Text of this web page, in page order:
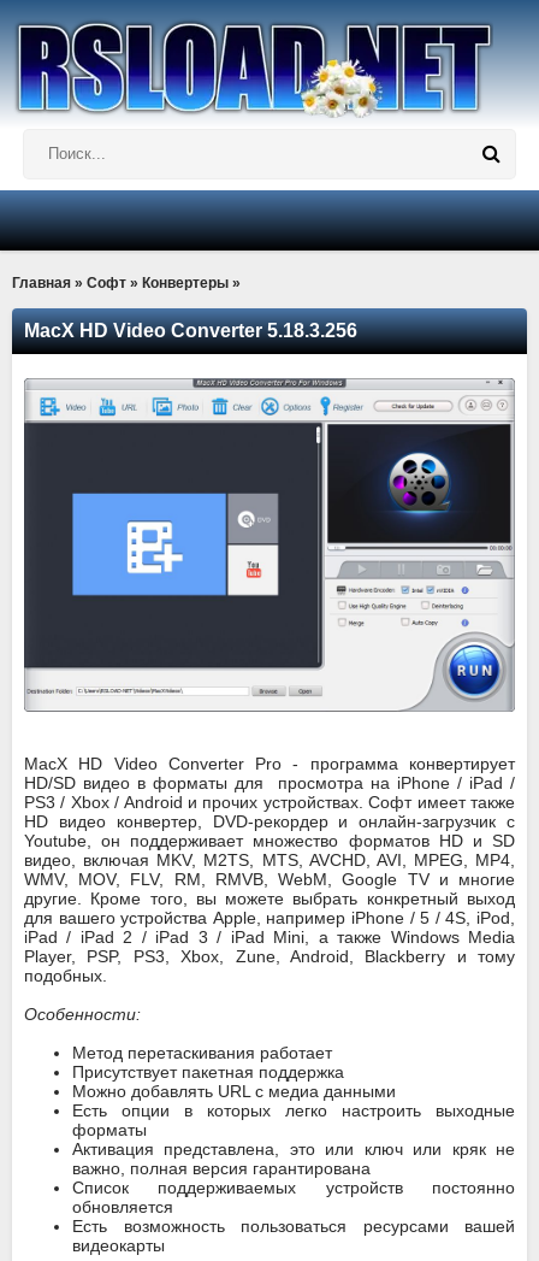
Главная » Софт » Конвертеры »
MacX HD Video Converter 5.18.3.256
MacX HD Video Converter Pro - программа конвертирует
HD/SD видео в форматы для просмотра на iPhone / iPad /
PS3 / Xbox / Android и прочих устройствах. Софт имеет также
HD видео конвертер, DVD-рекордер и онлайн-загрузчик с
Youtube, он поддерживает множество форматов HD и SD
видео, включая MKV, M2TS, MTS, AVCHD, AVI, MPEG, MP4,
WMV, MOV, FLV, RM, RMVB, WebM, Google TV и многие
другие. Кроме того, вы можете выбрать конкретный выход
для вашего устройства Apple, например iPhone / 5 / 4S, iPod,
iPad / iPad 2 / iPad 3 / iPad Mini, а также Windows Media
Player, PSP, PS3, Xbox, Zune, Android, Blackberry и тому
подобных.
Особенности:
Метод перетаскивания работает
Присутствует пакетная поддержка
Можно добавлять URL с медиа данными
Есть опции в которых легко настроить выходные
форматы
Активация представлена, это или ключ или кряк не
важно, полная версия гарантирована
Список поддерживаемых устройств постоянно
обновляется
Есть возможность пользоваться ресурсами вашей
видеокарты